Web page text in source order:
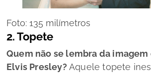
Foto: 135 milímetros
2. Topete
Quem não se lembra da
Elvis Presley? Aquele topete